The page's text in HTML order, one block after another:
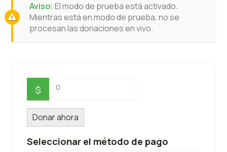
Aviso: El modo de prueba está activado.
Mientras está en modo de prueba, no se
procesan las donaciones en vivo.
$ 0
Donar ahora
Seleccionar el método de pago